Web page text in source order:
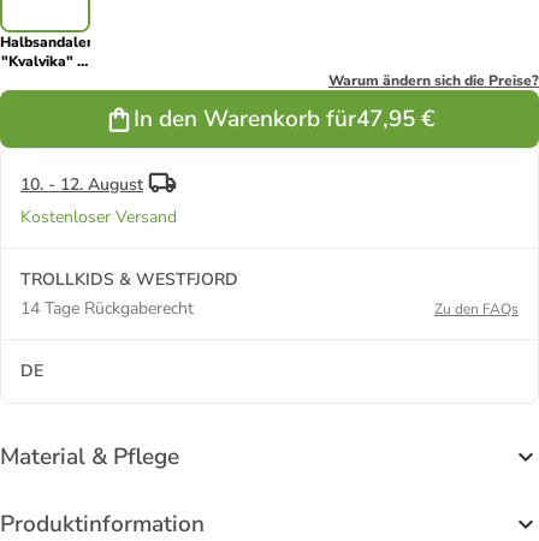
Halbsandalen
"Kvalvika" in
Warum ändern sich die Preise?
In den Warenkorb für47,95 €
10. - 12. August
Kostenloser Versand
TROLLKIDS & WESTFJORD
14 Tage Rückgaberecht
Zu den FAQs
DE
Material & Pflege
Produktinformation